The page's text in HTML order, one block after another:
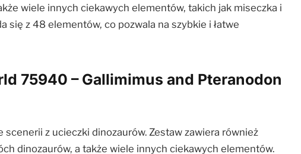
wiele innych ciekawych elementów, takich jak miseczka i
się z 48 elementów, co pozwala na szybkie i łatwe
75940 – Gallimimus and Pteranodon
z ucieczki dinozaurów. Zestaw zawiera również
dinozaurów, a także wiele innych ciekawych elementów.